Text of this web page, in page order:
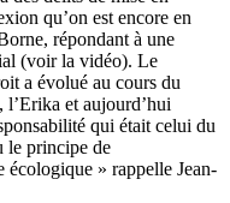
qu’on est encore en
répondant à une
(voir la vidéo). Le
a évolué au cours du
l’Erika et aujourd’hui
qui était celui du
le principe de
» rappelle Jean-